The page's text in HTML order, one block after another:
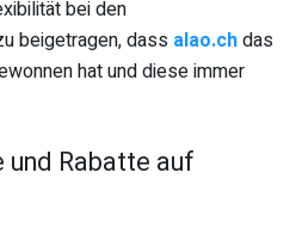
bei den
beigetragen, dass alao.chdas
hat und diese immer
und Rabatte auf